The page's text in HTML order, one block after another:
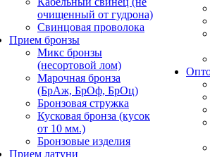
очищенный от гудрона)
Свинцовая проволока
Прием бронзы
Микс бронзы
(несортовой лом)
Марочная бронза
(БрАж, БрОф, БрОц)
Бронзовая стружка
Кусковая бронза (кусок
от 10 мм.)
Бронзовые изделия
Прием латуни